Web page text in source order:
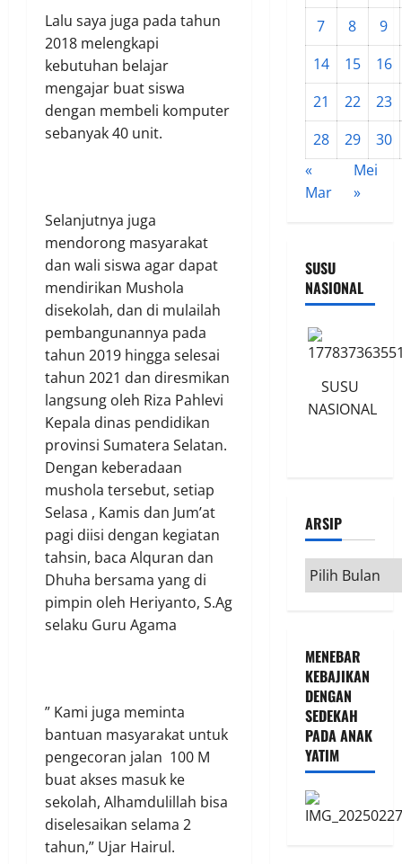
Lalu saya juga pada tahun
2018 melengkapi
kebutuhan belajar
mengajar buat siswa
dengan membeli komputer
sebanyak 40 unit.
Selanjutnya juga
mendorong masyarakat
dan wali siswa agar dapat
mendirikan Mushola
disekolah, dan di mulailah
pembangunannya pada
tahun 2019 hingga selesai
tahun 2021 dan diresmikan
langsung oleh Riza Pahlevi
Kepala dinas pendidikan
provinsi Sumatera Selatan.
Dengan keberadaan
mushola tersebut, setiap
Selasa , Kamis dan Jum’at
pagi diisi dengan kegiatan
tahsin, baca Alquran dan
Dhuha bersama yang di
pimpin oleh Heriyanto, S.Ag
selaku Guru Agama
” Kami juga meminta
bantuan masyarakat untuk
pengecoran jalan 100 M
buat akses masuk ke
sekolah, Alhamdulillah bisa
diselesaikan selama 2
tahun,” Ujar Hairul.
7
8
9
14
15
16
21
22
23
28
29
30
«
Mar
Mei
»
SUSU
NASIONAL
SUSU
NASIONAL
ARSIP
Arsip
MENEBAR
KEBAJIKAN
DENGAN
SEDEKAH
PADA ANAK
YATIM